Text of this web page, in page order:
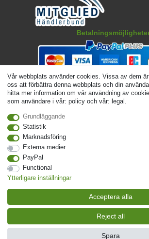
Vår webbplats använder cookies. Vissa av dem
oss att förbättra denna webbplats och din
hitta mer information om vår användning av
som användare i vår: policy och vår: legal.
Grundläggande
Statistik
Marknadsföring
Externa medier
PayPal
Functional
Ytterligare inställningar
Acceptera alla
Reject all
Spara
Withdraw from contract here